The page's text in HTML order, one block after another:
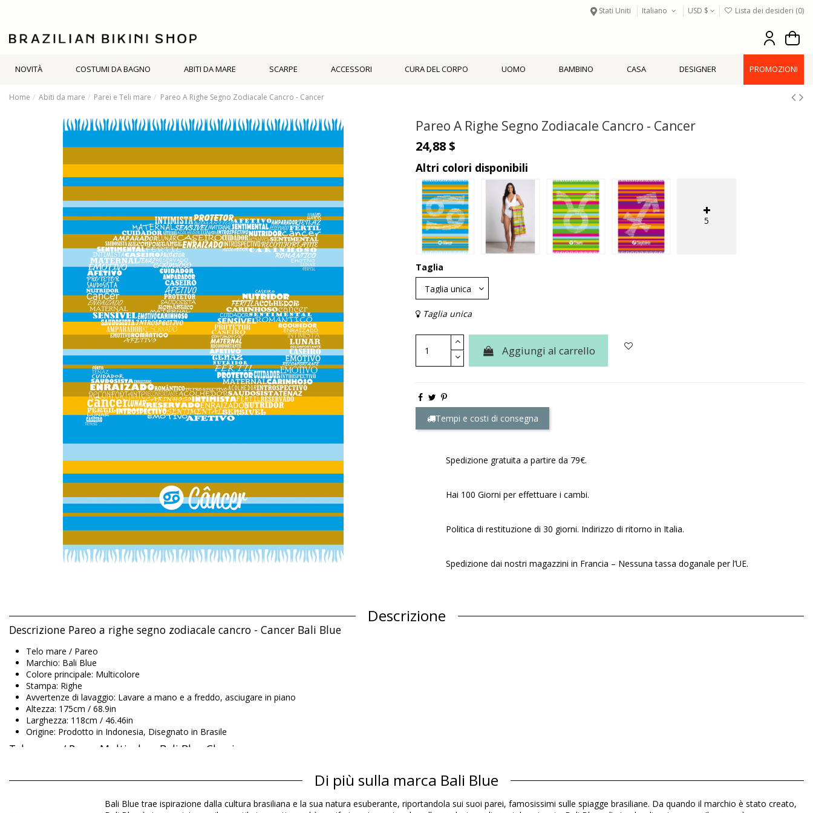
Stati Uniti Italiano USD $ Lista dei desideri (0)
NOVITÀ COSTUMI DA BAGNO ABITI DA MARE SCARPE ACCESSORI CURA DEL CORPO UOMO BAMBINO CASA DESIGNER PROMOZIONI
Home Abiti da mare Parei e Teli mare Pareo A Righe Segno Zodiacale Cancro - Cancer
Pareo A Righe Segno Zodiacale Cancro - Cancer
24,88 $
Altri colori disponibili
5
Taglia
Taglia unica
Aggiungi al carrello
Tempi e costi di consegna
Spedizione gratuita a partire da 79€.
Hai 100 Giorni per effettuare i cambi.
Politica di restituzione di 30 giorni. Indirizzo di ritorno in Italia.
Spedizione dai nostri magazzini in Francia – Nessuna tassa doganale per l’UE.
Descrizione
Descrizione Pareo a righe segno zodiacale cancro - Cancer Bali Blue
Telo mare / Pareo
Marchio: Bali Blue
Colore principale: Multicolore
Stampa: Righe
Avvertenze di lavaggio: Lavare a mano e a freddo, asciugare in piano
Altezza: 175cm / 68.9in
Larghezza: 118cm / 46.46in
Origine: Prodotto in Indonesia, Disegnato in Brasile
Telo mare / Pareo Multicolore Bali Blue Classico
Informazioni sul prodotto
Di più sulla marca Bali Blue
Bali Blue trae ispirazione dalla cultura brasiliana e la sua natura esuberante, riportandola sui suoi parei, famosissimi sulle spiagge brasiliane. Da quando il marchio è stato creato,